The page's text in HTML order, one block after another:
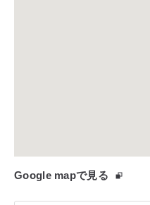
Google mapで見る